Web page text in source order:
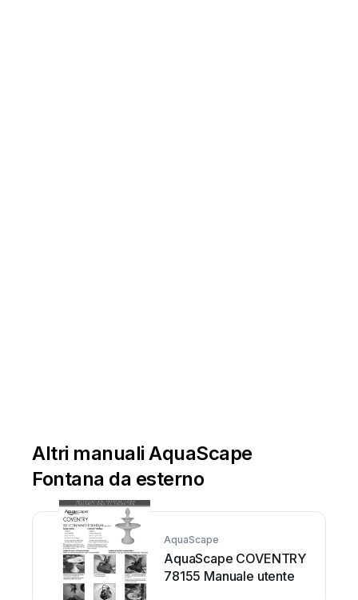
Altri manuali AquaScape
Fontana da esterno
AquaScape
AquaScape COVENTRY
78155 Manuale utente